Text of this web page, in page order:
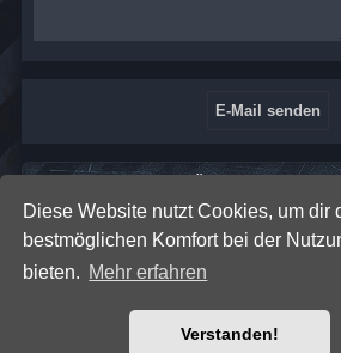
Diese Website nutzt Cookies, um dir
bestmöglichen Komfort bei der
bieten. Mehr erfahren
Verstanden!
Premium
Powered byphpBB® Forum Software ©
Deutsche Übersetzung durch